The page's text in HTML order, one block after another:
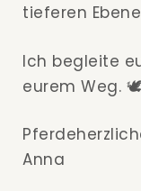
tieferen
Ich begleite
eurem Weg. 🕊️
Anna